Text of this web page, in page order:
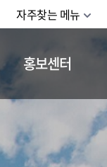
자주찾는 메뉴
홍보센터